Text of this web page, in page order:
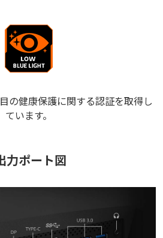
の健康保護に関する認証を取得し
ています。
力ポート図